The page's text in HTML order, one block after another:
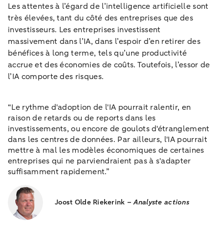
Les attentes à l’égard de l’intelligence artificielle sont
très élevées, tant du côté des entreprises que des
investisseurs. Les entreprises investissent
massivement dans l’IA, dans l’espoir d’en retirer des
bénéfices à long terme, tels qu’une productivité
accrue et des économies de coûts. Toutefois, l’essor de
l’IA comporte des risques.
“Le rythme d'adoption de l'IA pourrait ralentir, en
raison de retards ou de reports dans les
investissements, ou encore de goulots d'étranglement
dans les centres de données. Par ailleurs, l'IA pourrait
mettre à mal les modèles économiques de certaines
entreprises qui ne parviendraient pas à s'adapter
suffisamment rapidement.”
Joost Olde Riekerink –Analyste actions